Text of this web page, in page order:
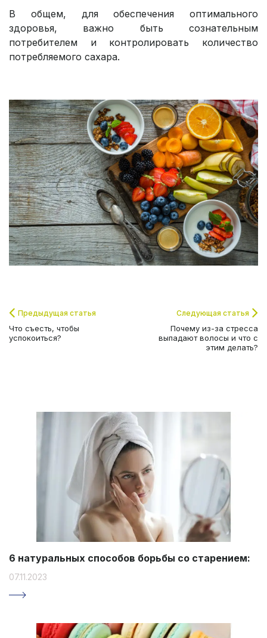
6 натуральных способов борьбы со старением:
07.11.2023
В общем, для обеспечения оптимального
здоровья, важно быть сознательным
потребителем и контролировать количество
потребляемого сахара.
Предыдущая статья
Что съесть, чтобы
успокоиться?
Следующая статья
Почему из-за стресса
выпадают волосы и что с
этим делать?